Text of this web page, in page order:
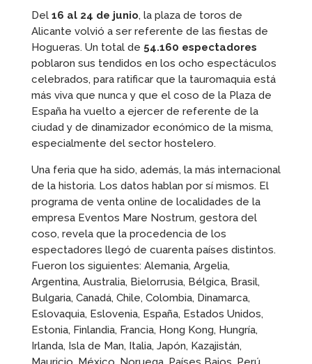
Del 16 al 24 de junio, la plaza de toros de
Alicante volvió a ser referente de las fiestas de
Hogueras. Un total de 54.160 espectadores
poblaron sus tendidos en los ocho espectáculos
celebrados, para ratificar que la tauromaquia está
más viva que nunca y que el coso de la Plaza de
España ha vuelto a ejercer de referente de la
ciudad y de dinamizador económico de la misma,
especialmente del sector hostelero.
Una feria que ha sido, además, la más internacional
de la historia. Los datos hablan por sí mismos. El
programa de venta online de localidades de la
empresa Eventos Mare Nostrum, gestora del
coso, revela que la procedencia de los
espectadores llegó de cuarenta países distintos.
Fueron los siguientes: Alemania, Argelia,
Argentina, Australia, Bielorrusia, Bélgica, Brasil,
Bulgaria, Canadá, Chile, Colombia, Dinamarca,
Eslovaquia, Eslovenia, España, Estados Unidos,
Estonia, Finlandia, Francia, Hong Kong, Hungría,
Irlanda, Isla de Man, Italia, Japón, Kazajistán,